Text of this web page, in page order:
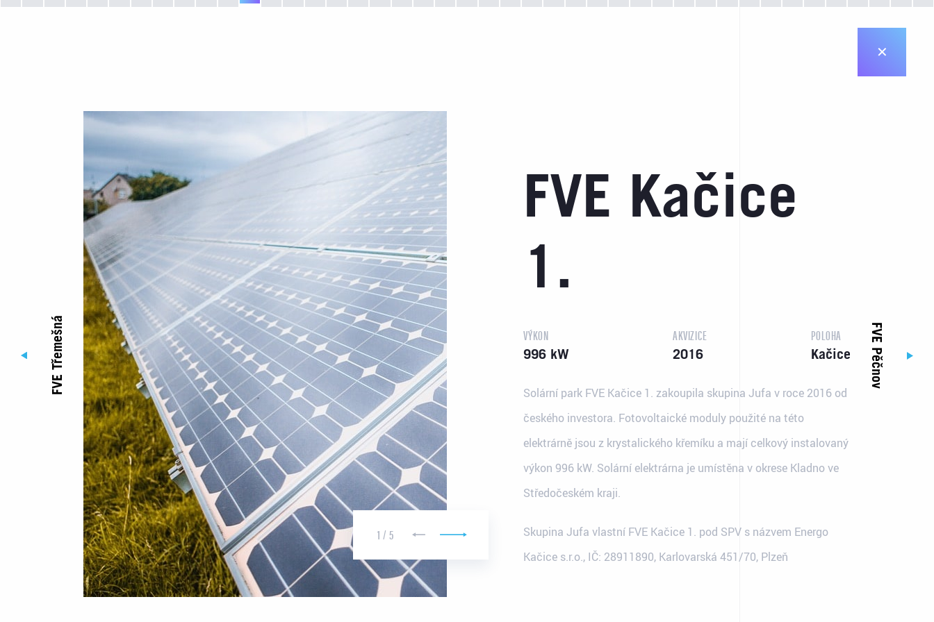
1 / 5
FVE Kačice
1.
VÝKON
996 kW
AKVIZICE
2016
POLOHA
Kačice
Solární park FVE Kačice 1. zakoupila skupina Jufa v roce 2016 od
českého investora. Fotovoltaické moduly použité na této
elektrárně jsou z krystalického křemíku a mají celkový instalovaný
výkon 996 kW. Solární elektrárna je umístěna v okrese Kladno ve
Středočeském kraji.
Skupina Jufa vlastní FVE Kačice 1. pod SPV s názvem Energo
Kačice s.r.o., IČ: 28911890, Karlovarská 451/70, Plzeň
FVE Třemešná FVE Pěčnov
✕
© Copyright Jufa 2017 - 2026
Sídlo v Plzni
Diamantová 896/33
312 00 Plzeň
Sídlo v Praze
Jiráskovo nám. 6 (Tančící dům)
Email: info@jufa.cz